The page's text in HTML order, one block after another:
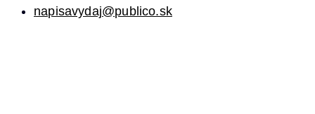
napisavydaj@publico.sk